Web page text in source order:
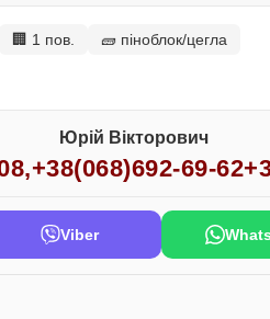
🏢 1 пов. 🧱 піноблок/цегла
Юрій Вікторович
,+38(068)692-69-62
Viber